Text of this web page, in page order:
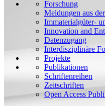
Forschung
Meldungen aus
Immaterialgüter-
Innovation and
Datenzugang
Interdisziplinäre
Projekte
Publikationen
Schriftenreihen
Zeitschriften
Open Access